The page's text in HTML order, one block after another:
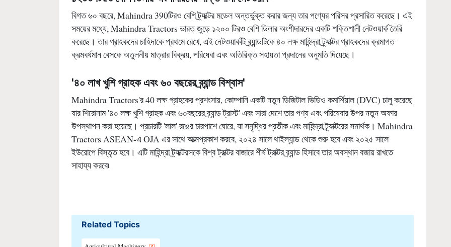
বিগত ৬০ বছরে, Mahindra 390টিরও বেশি ট্র্যাক্টর মডেল অন্তর্ভুক্ত করার জন্য তার পণ্যের পরিসর প্রসারিত করেছে। এই
সময়ের মধ্যে, Mahindra Tractors ভারত জুড়ে ১২০০ টিরও বেশি ডিলার অংশীদারদের একটি শক্তিশালী নেটওয়ার্ক তৈরি
করেছে। তার গ্রাহকদের চাহিদাকে প্রথমে রেখে, এই নেটওয়ার্কটি ব্র্যান্ডটিকে ৪০ লক্ষ মাহিন্দ্রা ট্র্যাক্টর গ্রাহকদের ক্রমাগত
ক্রমবর্ধমান বেসকে অতুলনীয় মাত্রার বিক্রয়, পরিষেবা এবং অতিরিক্ত সহায়তা প্রদানের অনুমতি দিয়েছে।
'৪০ লাখ খুশি গ্রাহক এবং ৬০ বছরের ব্র্যান্ড বিশ্বাস'
Mahindra Tractors'র 40 লক্ষ গ্রাহকের প্রশংসায়, কোম্পানি একটি নতুন ডিজিটাল ভিডিও কমার্শিয়াল (DVC) চালু করেছে
যার শিরোনাম '৪০ লক্ষ খুশি গ্রাহক এবং ৬০বছরের ব্র্যান্ড ট্রাস্ট' এবং সারা দেশে তার পণ্য এবং পরিষেবার উপর নতুন অফার
উপস্থাপন করা হয়েছে। প্রচারটি 'লাল' রঙের চারপাশে ঘোরে, যা সমৃদ্ধির প্রতীক এবং মাহিন্দ্রা ট্র্যাক্টরের সমার্থক। Mahindra
Tractors ASEAN-এ OJA এর সাথে আত্মপ্রকাশ করবে, ২০২৪ সালে থাইল্যান্ড থেকে শুরু হবে এবং ২০২৫ সালে
ইউরোপে বিস্তৃত হবে। এটি মাহিন্দ্রা ট্র্যাক্টরসকে বিশ্ব ট্রাক্টর বাজারে শীর্ষ ট্রাক্টর ব্র্যান্ড হিসাবে তার অবস্থান বজায় রাখতে
সাহায্য করবে৷
Related Topics
Agricultural Machinery